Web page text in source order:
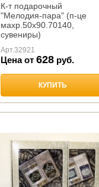
К-т подарочный
"Мелодия-пара" (п-це
махр.50х90.70140,
сувениры)
Арт.32921
Цена от 628руб.
КУПИТЬ